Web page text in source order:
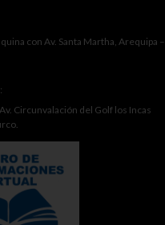
con Av. Santa Martha, Arequipa –
Circunvalación del Golf los Incas